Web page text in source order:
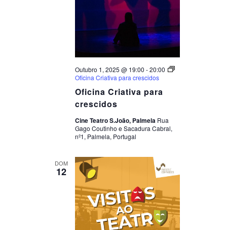
Oficina Criativa para
crescidos
Outubro 1, 2025 @ 19:00 -20:00
Oficina Criativa para crescidos
Cine Teatro S.João, Palmela Rua
Gago Coutinho e Sacadura Cabral,
nº1, Palmela, Portugal
DOM
12